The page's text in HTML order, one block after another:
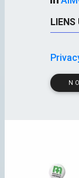
LIENS